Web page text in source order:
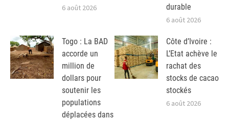
6 août 2026
durable
6 août 2026
Togo : La BAD
accorde un
million de
dollars pour
soutenir les
populations
déplacées dans
Côte d’Ivoire :
L’Etat achève le
rachat des
stocks de cacao
stockés
6 août 2026